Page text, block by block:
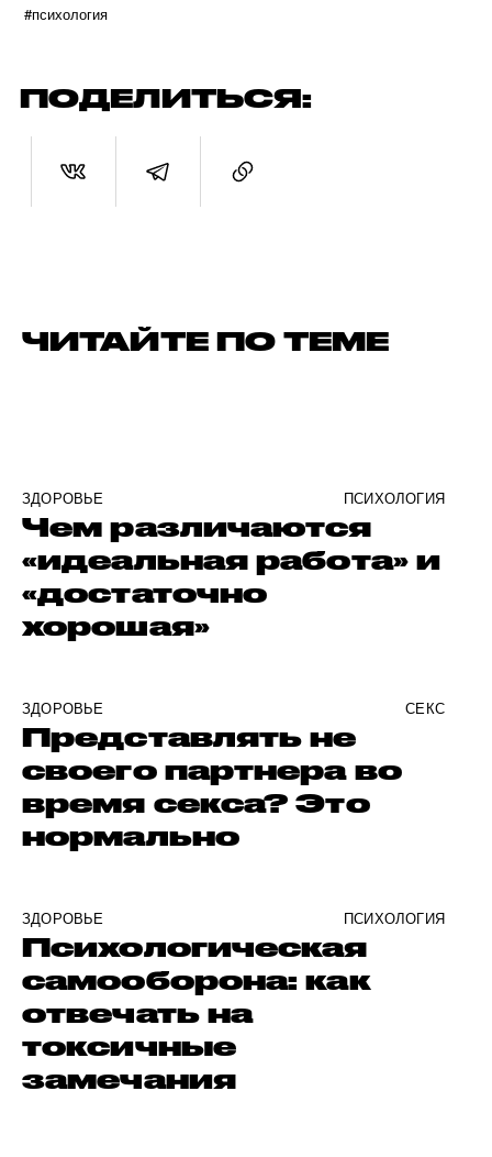
#психология
ПОДЕЛИТЬСЯ:
ЧИТАЙТЕ ПО ТЕМЕ
ЗДОРОВЬЕ ПСИХОЛОГИЯ
Чем различаются
«идеальная работа» и
«достаточно
хорошая»
ЗДОРОВЬЕ СЕКС
Представлять не
своего партнера во
время секса? Это
нормально
ЗДОРОВЬЕ ПСИХОЛОГИЯ
Психологическая
самооборона: как
отвечать на
токсичные
замечания